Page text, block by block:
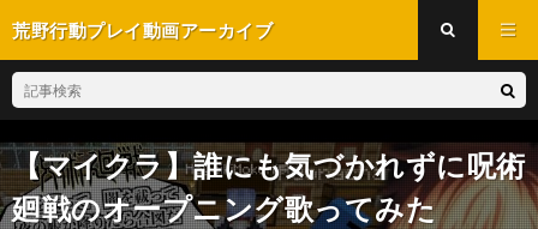
荒野行動プレイ動画アーカイブ
【マイクラ】誰にも気づかれずに呪術
廻戦のオープニング歌ってみた